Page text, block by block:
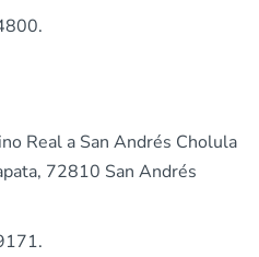
Real a San Andrés Cholula
72810 San Andrés